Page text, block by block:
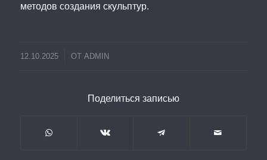
методов создания скульптур.
12.10.2025 ОТ ADMIN
Поделиться записью